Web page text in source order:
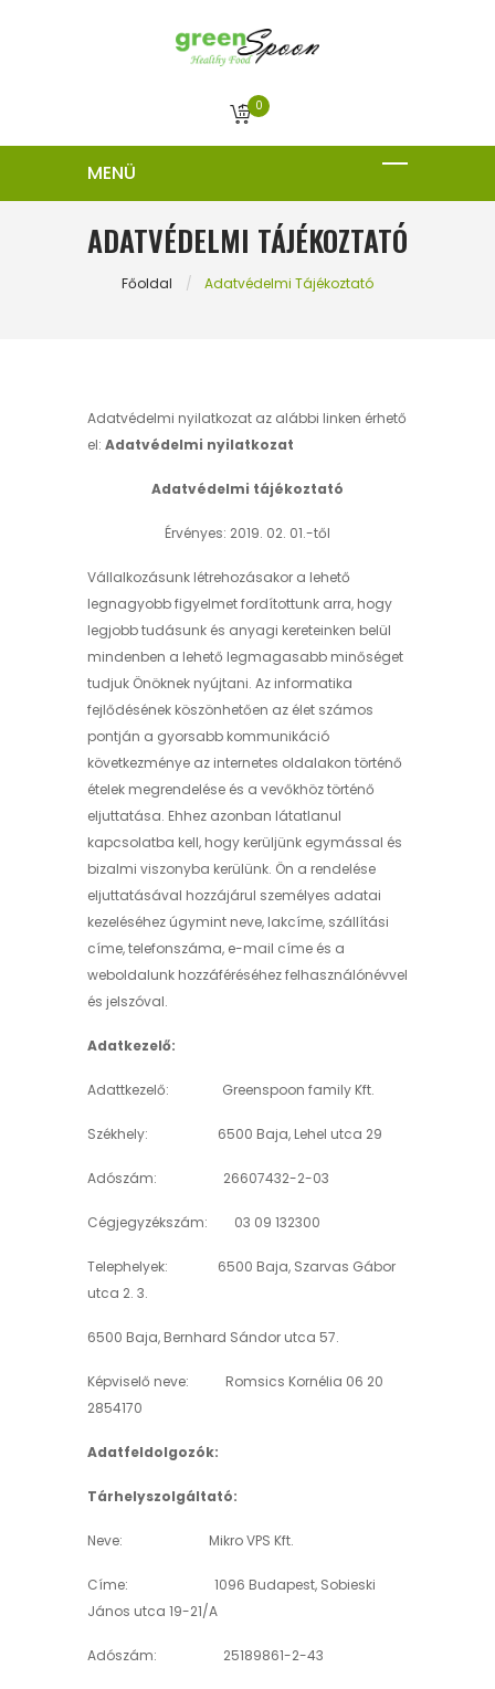
0
ADATVÉDELMI TÁJÉKOZTATÓ
Főoldal Adatvédelmi Tájékoztató
Adatvédelmi nyilatkozat az alábbi linken érhető
el: Adatvédelmi nyilatkozat
Adatvédelmi tájékoztató
Érvényes: 2019. 02. 01.-től
Vállalkozásunk létrehozásakor a lehető
legnagyobb figyelmet fordítottunk arra, hogy
legjobb tudásunk és anyagi kereteinken belül
mindenben a lehető legmagasabb minőséget
tudjuk Önöknek nyújtani. Az informatika
fejlődésének köszönhetően az élet számos
pontján a gyorsabb kommunikáció
következménye az internetes oldalakon történő
ételek megrendelése és a vevőkhöz történő
eljuttatása. Ehhez azonban látatlanul
kapcsolatba kell, hogy kerüljünk egymással és
bizalmi viszonyba kerülünk. Ön a rendelése
eljuttatásával hozzájárul személyes adatai
kezeléséhez úgymint neve, lakcíme, szállítási
címe, telefonszáma, e-mail címe és a
weboldalunk hozzáféréséhez felhasználónévvel
és jelszóval.
Adatkezelő:
Adattkezelő: Greenspoon family Kft.
Székhely: 6500 Baja, Lehel utca 29
Adószám: 26607432-2-03
Cégjegyzékszám: 03 09 132300
Telephelyek: 6500 Baja, Szarvas Gábor
utca 2. 3.
6500 Baja, Bernhard Sándor utca 57.
Képviselő neve: Romsics Kornélia 06 20
2854170
Adatfeldolgozók:
Tárhelyszolgáltató:
Neve: Mikro VPS Kft.
Címe: 1096 Budapest, Sobieski
János utca 19-21/A
Adószám: 25189861-2-43